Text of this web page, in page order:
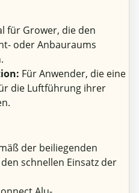
für Grower, die den
oder Anbauraums
Für Anwender, die eine
die Luftführung ihrer
der beiliegenden
schnellen Einsatz der